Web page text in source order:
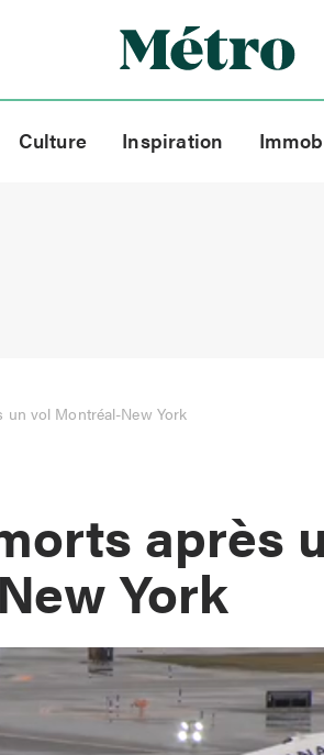
Culture Inspiration
un vol Montréal-New York
après
York